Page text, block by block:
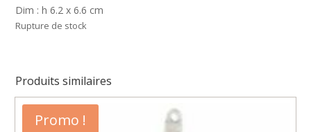
Dim : h 6.2 x 6.6 cm
Rupture de stock
Produits similaires
Promo !